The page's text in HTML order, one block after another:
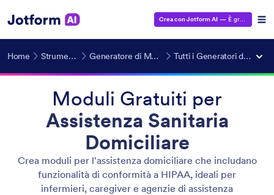
Crea con Jotform AI — È gratuito!
Home Strumenti AI Generatore di Moduli IA Tutti i Generatori di Moduli
Moduli Gratuiti per
Assistenza Sanitaria
Domiciliare
Crea moduli per l'assistenza domiciliare che includano
funzionalità di conformità a HIPAA, ideali per
infermieri, caregiver e agenzie di assistenza